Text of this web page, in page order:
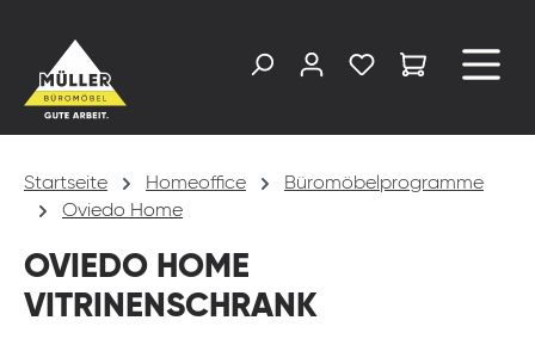
Startseite Homeoffice
Büromöbelprogramme
Oviedo Home
OVIEDO HOME
VITRINENSCHRANK